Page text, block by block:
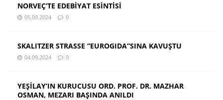
NORVEÇ’TE EDEBİYAT ESİNTİSİ
05.09.2024 0
SKALITZER STRASSE “EUROGIDA”SINA KAVUŞTU
04.09.2024 0
YEŞİLAY’IN KURUCUSU ORD. PROF. DR. MAZHAR
OSMAN, MEZARI BAŞINDA ANILDI